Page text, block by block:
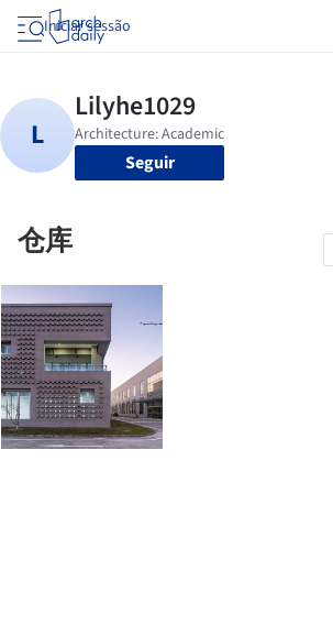
Iniciar sessão
Seguir
仓库